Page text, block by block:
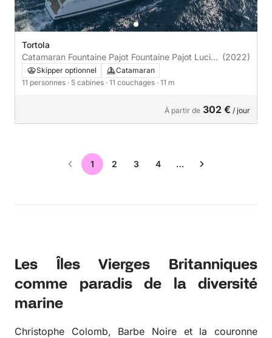
Tortola
Catamaran Fountaine Pajot Fountaine Pajot Lucia
40 - 4 + 1 cab. 11m
(2022)
Skipper optionnel
Catamaran
11 personnes · 5 cabines · 11 couchages · 11 m
À partir de 302 € / jour
1 2 3 4 …
Les Îles Vierges Britanniques
comme paradis de la diversité
marine
Christophe Colomb, Barbe Noire et la couronne